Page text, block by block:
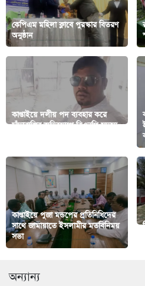
কেপিএম মহিলা ক্লাবে পুরস্কার বিতরণ
অনুষ্ঠান
কাপ্তাইয়ে দলীয় পদ ব্যবহার করে
চাঁদাবাজির অভিযোগে বিএনপি সদস্য
কাপ্তাইয়ে পুজা মন্ডপের প্রতিনিধিদের
সাথে জামায়াতে ইসলামীর মতবিনিময়
সভা
অন্যান্য